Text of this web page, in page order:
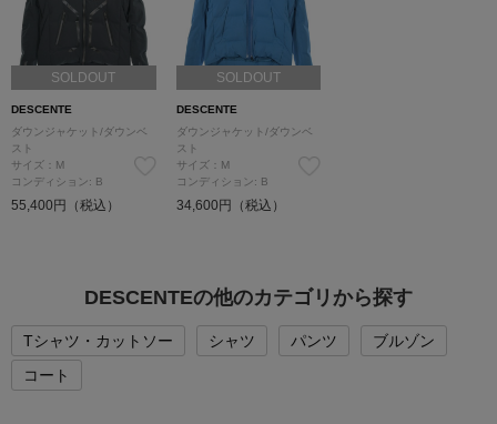
SOLDOUT
DESCENTE
ダウンジャケット/ダウンベ
スト
サイズ：M
コンディション: B
55,400円（税込）
SOLDOUT
DESCENTE
ダウンジャケット/ダウンベ
スト
サイズ：M
コンディション: B
34,600円（税込）
DESCENTEの他のカテゴリから探す
Tシャツ・カットソー シャツ パンツ
ブルゾン
コート